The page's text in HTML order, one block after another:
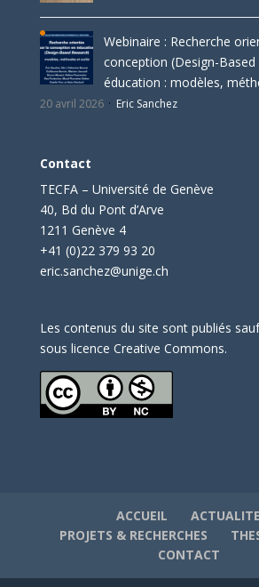
Webinaire : Recherche
conception (Design-Based
éducation : modèles,
20 avril 2026 Eric Sanchez
Contact
TECFA – Université de Genève
40, Bd du Pont d’Arve
1211 Genève 4
+41 (0)22 379 93 20
eric.sanchez@unige.ch
Les contenus du site sont publiés
sous licence Creative Commons.
ACCUEIL
ACTUALITE
PROJETS & RECHERCHES
CONTACT